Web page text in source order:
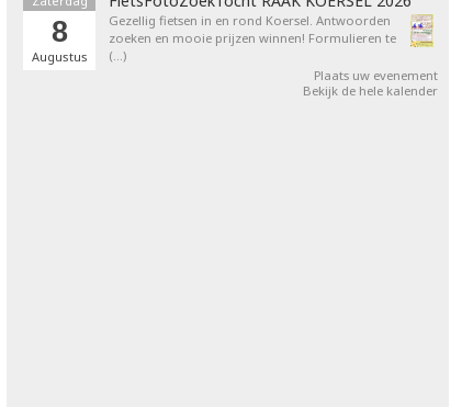
8
Augustus
Gezellig fietsen in en rond Koersel. Antwoorden
zoeken en mooie prijzen winnen! Formulieren te
(…)
Plaats uw evenement
Bekijk de hele kalender